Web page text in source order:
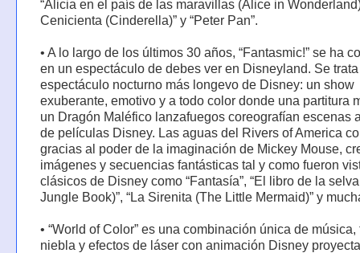
“Alicia en el país de las maravillas (Alice in
Cenicienta (Cinderella)” y “Peter Pan”.
• A lo largo de los últimos 30 años, “Fantasmic!” se ha
en un espectáculo de debes ver en Disneyland. Se
espectáculo nocturno más longevo de Disney: un show
exuberante, emotivo y a todo color donde una partitura
un Dragón Maléfico lanzafuegos coreografían escenas
de películas Disney. Las aguas del Rivers of America
gracias al poder de la imaginación de Mickey Mouse,
imágenes y secuencias fantásticas tal y como fueron
clásicos de Disney como “Fantasía”, “El libro de la
Jungle Book)”, “La Sirenita (The Little Mermaid)” y
• “World of Color” es una combinación única de música,
niebla y efectos de láser con animación Disney